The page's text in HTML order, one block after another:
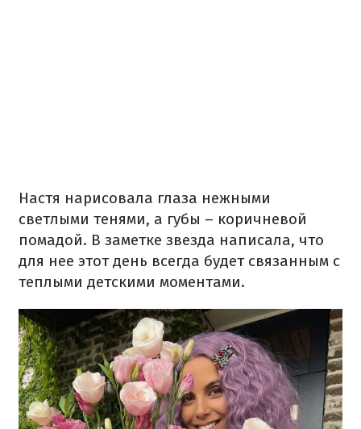
Настя нарисовала глаза нежными
светлыми тенями, а губы – коричневой
помадой. В заметке звезда написала, что
для нее этот день всегда будет связанным с
теплыми детскими моментами.